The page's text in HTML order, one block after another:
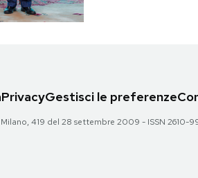
PrivacyGestisci le preferenze
419 del 28 settembre 2009 - ISSN 2610-